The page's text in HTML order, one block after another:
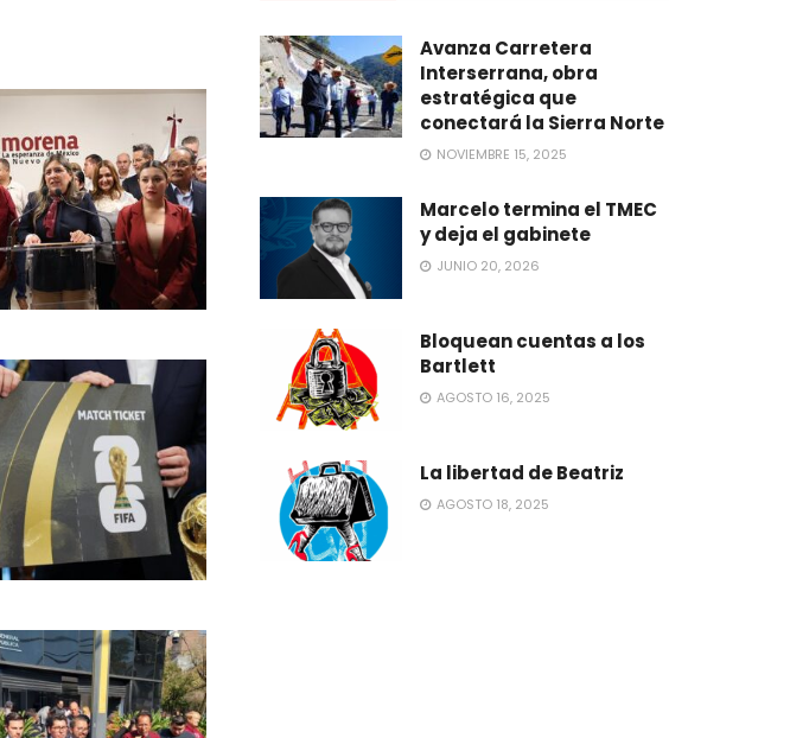
Avanza Carretera
Interserrana, obra
estratégica que
conectará la Sierra Norte
NOVIEMBRE 15, 2025
Marcelo termina el TMEC
y deja el gabinete
JUNIO 20, 2026
Bloquean cuentas a los
Bartlett
AGOSTO 16, 2025
La libertad de Beatriz
AGOSTO 18, 2025